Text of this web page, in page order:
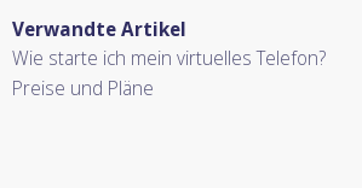
Verwandte Artikel
Wie starte ich mein virtuelles Telefon?
Preise und Pläne